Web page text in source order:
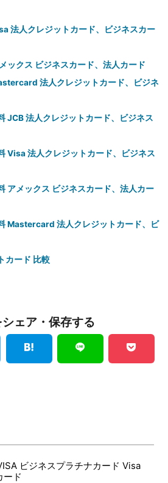
法人クレジットカード、ビジネスカー
ックス ビジネスカード、法人カード
法人クレジットカード、ビジネ
JCB 法人クレジットカード、ビジネス
Visa 法人クレジットカード、ビジネス
アメックス ビジネスカード、法人カー
Mastercard 法人クレジットカード、ビ
カード 比較
ェア・保存する
ビジネスプラチナカード Visa
ード